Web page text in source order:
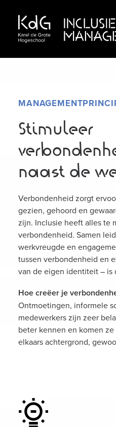
Inclusief
Inclusief
Inclusieve
Doe
Stimuleer
naast de
Verbondenheid zorgt
gezien, gehoord en
zijn. Inclusie heeft alles te
verbondenheid. Samen
werkvreugde en
tussen verbondenheid en
van de eigen identiteit – is
Hoe creëer je
Ontmoetingen, informele
medewerkers zijn zeer
beter kennen en komen
elkaars achtergrond,